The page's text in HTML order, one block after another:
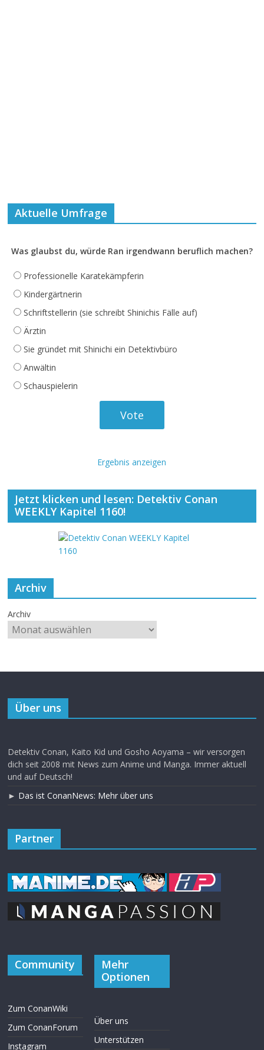
Aktuelle Umfrage
Was glaubst du, würde Ran irgendwann beruflich machen?
Professionelle Karatekämpferin
Kindergärtnerin
Schriftstellerin (sie schreibt Shinichis Fälle auf)
Ärztin
Sie gründet mit Shinichi ein Detektivbüro
Anwältin
Schauspielerin
Ergebnis anzeigen
Jetzt klicken und lesen: Detektiv Conan
WEEKLY Kapitel 1160!
Archiv
Archiv
Über uns
Detektiv Conan, Kaito Kid und Gosho Aoyama – wir versorgen
dich seit 2008 mit News zum Anime und Manga. Immer aktuell
und auf Deutsch!
► Das ist ConanNews: Mehr über uns
Partner
Community
Zum ConanWiki
Zum ConanForum
Instagram
Mehr
Optionen
Über uns
Unterstützen